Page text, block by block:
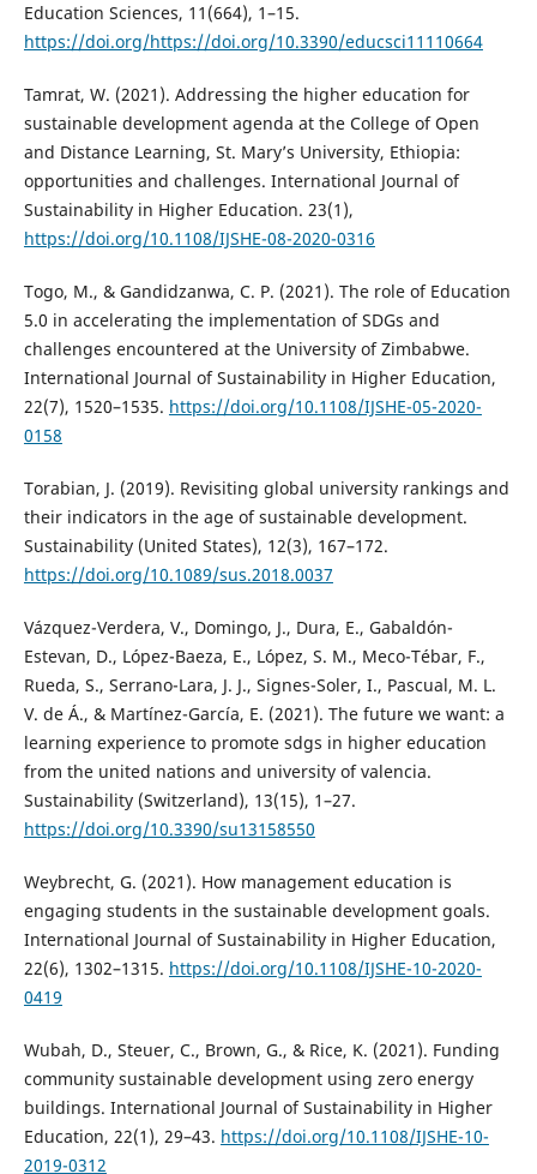
Education Sciences, 11(664), 1–15.
https://doi.org/https://doi.org/10.3390/educsci11110664
Tamrat, W. (2021). Addressing the higher education for
sustainable development agenda at the College of Open
and Distance Learning, St. Mary’s University, Ethiopia:
opportunities and challenges. International Journal of
Sustainability in Higher Education. 23(1),
https://doi.org/10.1108/IJSHE-08-2020-0316
Togo, M., & Gandidzanwa, C. P. (2021). The role of Education
5.0 in accelerating the implementation of SDGs and
challenges encountered at the University of Zimbabwe.
International Journal of Sustainability in Higher Education,
22(7), 1520–1535. https://doi.org/10.1108/IJSHE-05-2020-
0158
Torabian, J. (2019). Revisiting global university rankings and
their indicators in the age of sustainable development.
Sustainability (United States), 12(3), 167–172.
https://doi.org/10.1089/sus.2018.0037
Vázquez-Verdera, V., Domingo, J., Dura, E., Gabaldón-
Estevan, D., López-Baeza, E., López, S. M., Meco-Tébar, F.,
Rueda, S., Serrano-Lara, J. J., Signes-Soler, I., Pascual, M. L.
V. de Á., & Martínez-García, E. (2021). The future we want: a
learning experience to promote sdgs in higher education
from the united nations and university of valencia.
Sustainability (Switzerland), 13(15), 1–27.
https://doi.org/10.3390/su13158550
Weybrecht, G. (2021). How management education is
engaging students in the sustainable development goals.
International Journal of Sustainability in Higher Education,
22(6), 1302–1315. https://doi.org/10.1108/IJSHE-10-2020-
0419
Wubah, D., Steuer, C., Brown, G., & Rice, K. (2021). Funding
community sustainable development using zero energy
buildings. International Journal of Sustainability in Higher
Education, 22(1), 29–43. https://doi.org/10.1108/IJSHE-10-
2019-0312